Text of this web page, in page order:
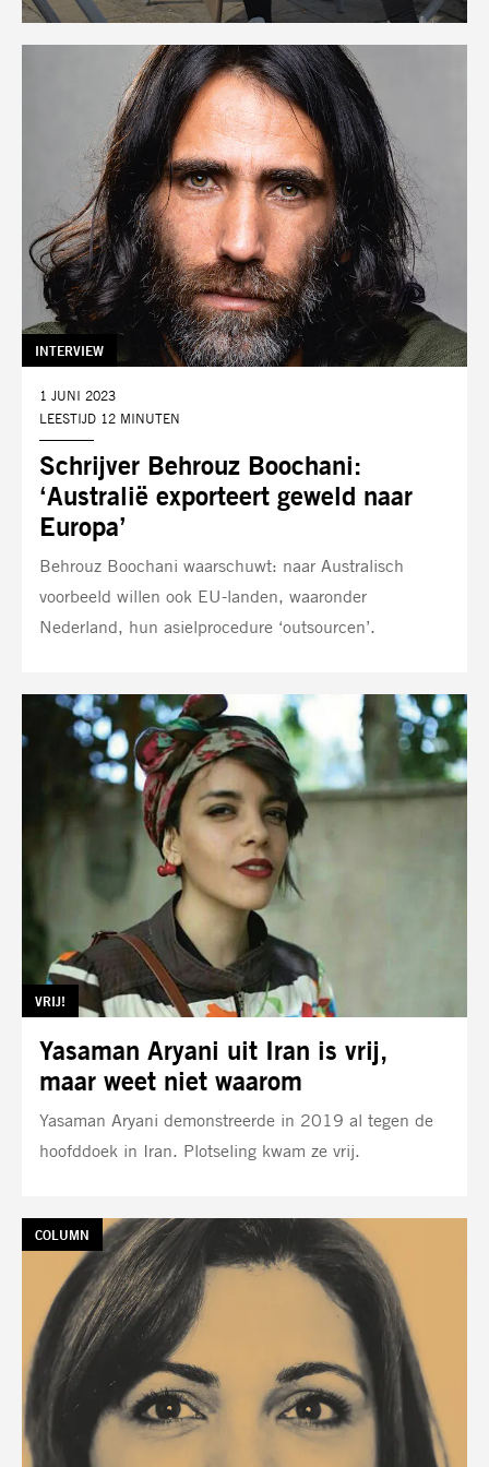
Schrijver Behrouz Boochani:
‘Australië exporteert geweld naar
Europa’
TAG:
INTERVIEW
DATUM:
1 JUNI 2023
LEESTIJD 12 MINUTEN
Behrouz Boochani waarschuwt: naar Australisch
voorbeeld willen ook EU-landen, waaronder
Nederland, hun asielprocedure ‘outsourcen’.
Yasaman Aryani uit Iran is vrij,
maar weet niet waarom
TAG:
VRIJ!
Yasaman Aryani demonstreerde in 2019 al tegen de
hoofddoek in Iran. Plotseling kwam ze vrij.
TAG:
COLUMN